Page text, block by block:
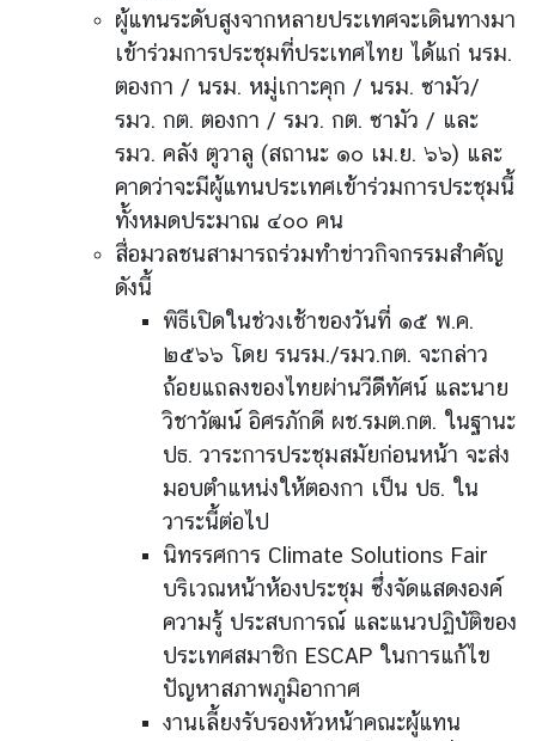
ผู้แทนระดับสูงจากหลายประเทศจะเดินทางมา
เข้าร่วมการประชุมที่ประเทศไทย ได้แก่ นรม.
ตองกา / นรม. หมู่เกาะคุก / นรม. ซามัว/
รมว. กต. ตองกา / รมว. กต. ซามัว / และ
รมว. คลัง ตูวาลู (สถานะ ๑๐ เม.ย. ๖๖) และ
คาดว่าจะมีผู้แทนประเทศเข้าร่วมการประชุมนี้
ทั้งหมดประมาณ ๔๐๐ คน
สื่อมวลชนสามารถร่วมทำข่าวกิจกรรมสำคัญ
ดังนี้
พิธีเปิดในช่วงเช้าของวันที่ ๑๕ พ.ค.
๒๕๖๖ โดย รนรม./รมว.กต. จะกล่าว
ถ้อยแถลงของไทยผ่านวีดิีทัศน์ และนาย
วิชาวัฒน์ อิศรภักดี ผช.รมต.กต. ในฐานะ
ปธ. วาระการประชุมสมัยก่อนหน้า จะส่ง
มอบตำแหน่งให้ตองกา เป็น ปธ. ใน
วาระนี้ต่อไป
นิทรรศการ Climate Solutions Fair
บริเวณหน้าห้องประชุม ซึ่งจัดแสดงองค์
ความรู้ ประสบการณ์ และแนวปฏิบัติของ
ประเทศสมาชิก ESCAP ในการแก้ไข
ปัญหาสภาพภูมิอากาศ
งานเลี้ยงรับรองหัวหน้าคณะผู้แทน